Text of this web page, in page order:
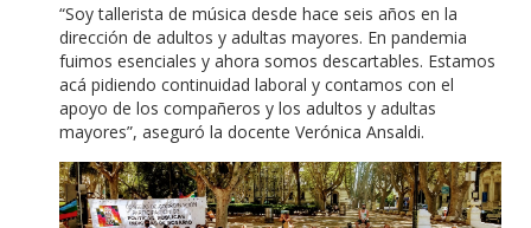
“Soy tallerista de música desde hace seis años en la
dirección de adultos y adultas mayores. En pandemia
fuimos esenciales y ahora somos descartables. Estamos
acá pidiendo continuidad laboral y contamos con el
apoyo de los compañeros y los adultos y adultas
mayores”, aseguró la docente Verónica Ansaldi.